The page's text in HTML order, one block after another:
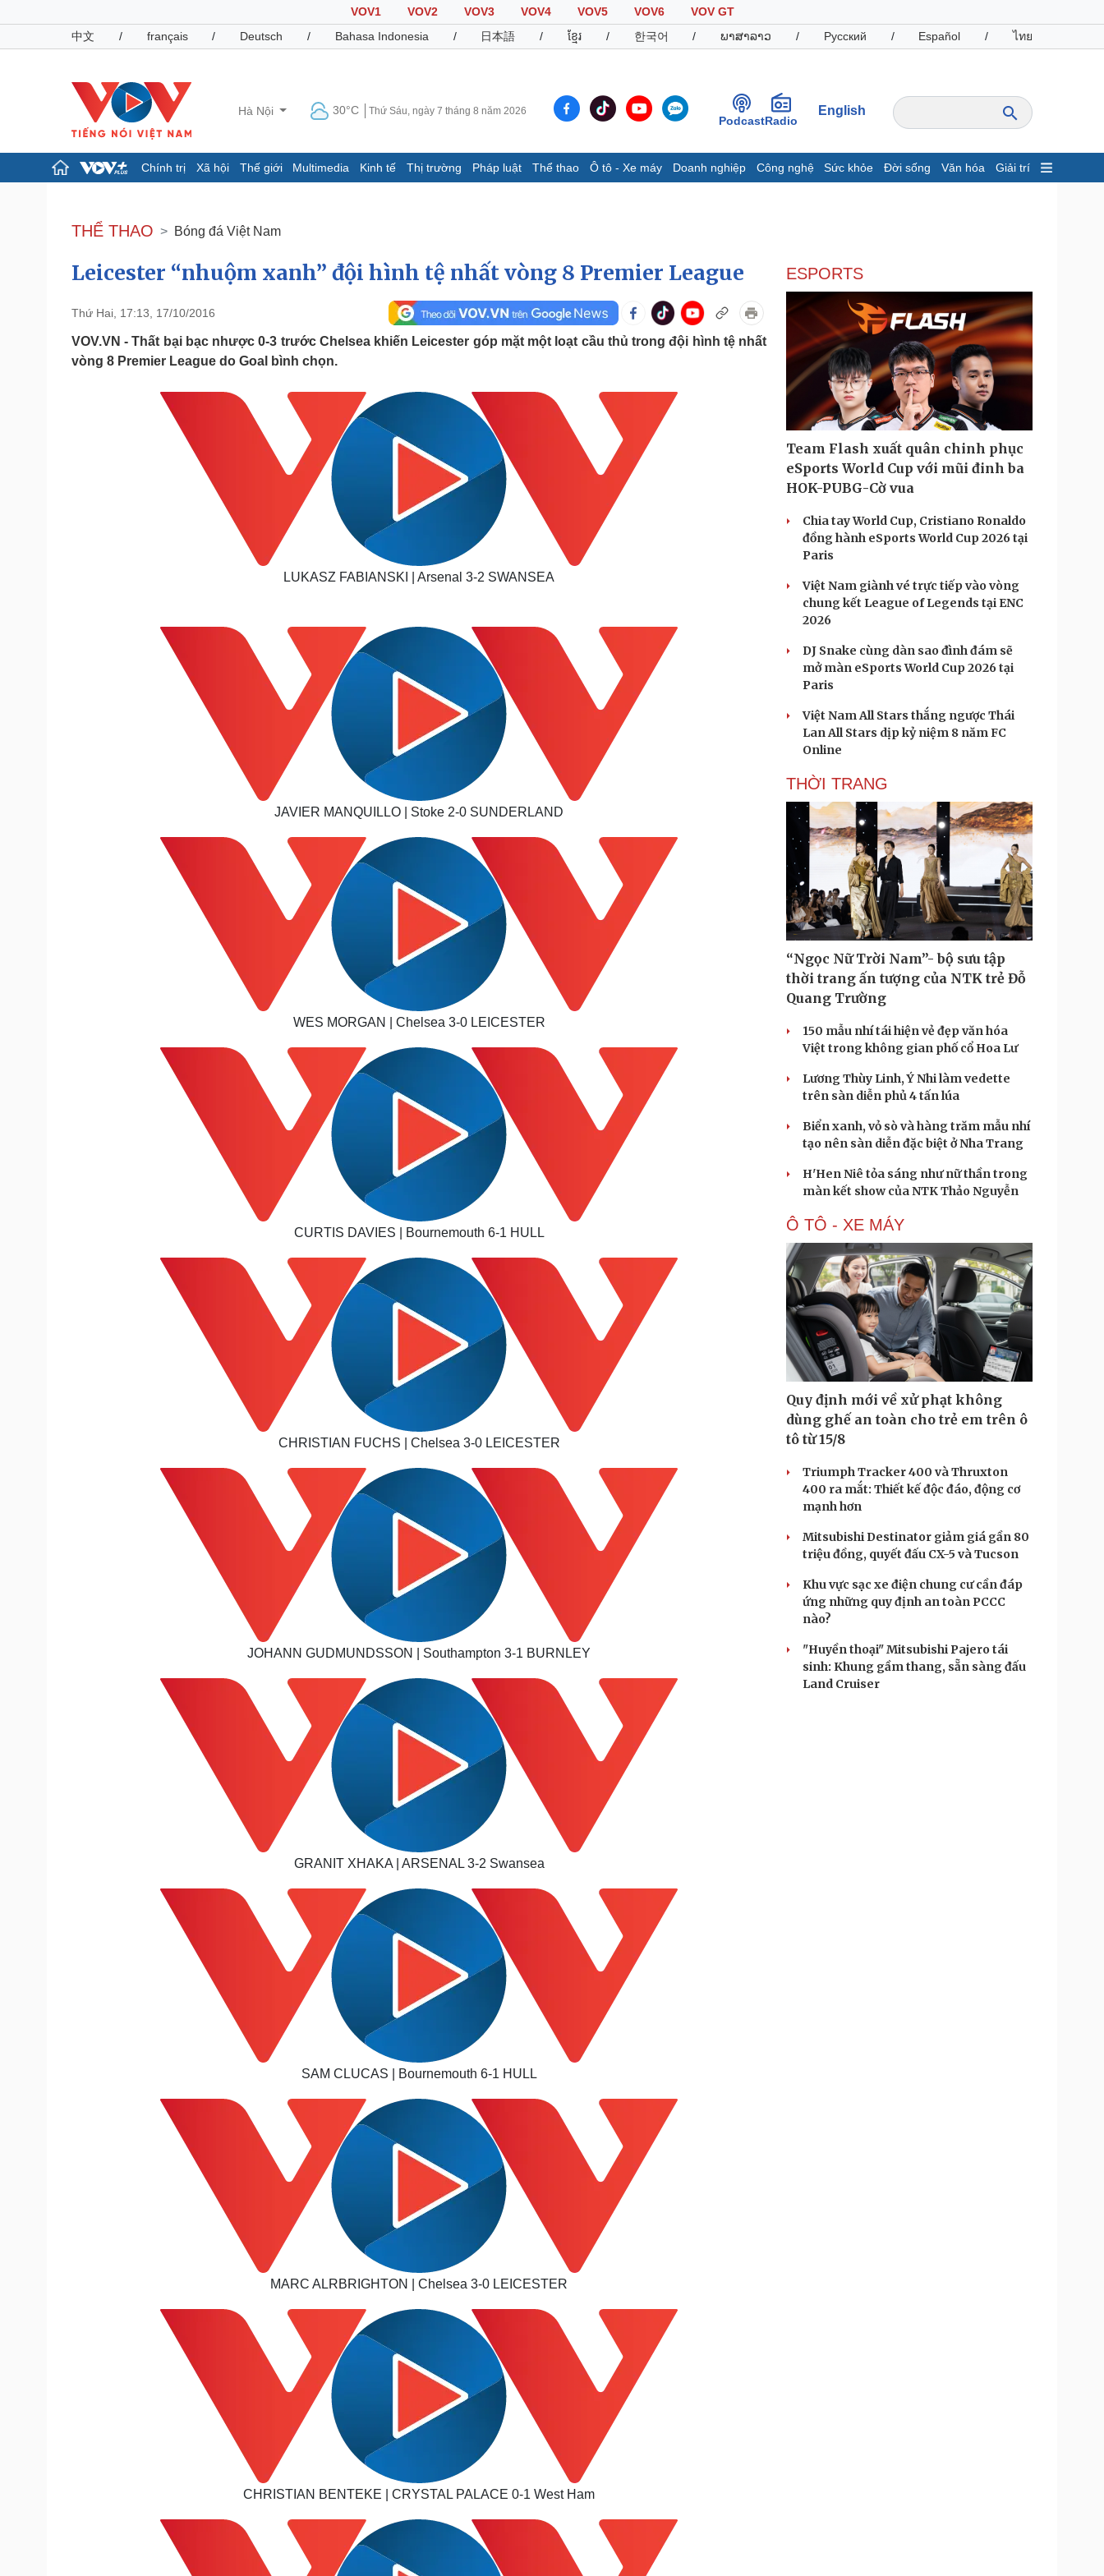
VOV1 VOV2 VOV3 VOV4 VOV5 VOV6
VOV GT
中文
/ français / Deutsch / Bahasa Indonesia / 日本語 / ខ្មែរ / 한국어 / ພາສາລາວ / Русский / Español / ไทย
Hà Nội 30°C Thứ Sáu, ngày 7 tháng 8 năm 2026
PodcastRadio
English
Chính trị Xã hội Thế giới Multimedia Kinh tế Thị trường Pháp luật Thể thao Ô tô - Xe máy Doanh nghiệp Công nghệ Sức khỏe Đời sống Văn hóa Giải trí
Đảng
Tổ chức nhân sự
Nhận diện sự thật
Tin 24h
Dự báo thời tiết
Dấu ấn VOV
Infographic
Giá cà phê
Pháp luật
Vụ án
Quân sự - Quốc phòng
Vũ khí
Phân tích
Thể thao
Thế giới thể thao
Ô tô - Xe máy
Tư vấn
Doanh nghiệp
Thông tin doanh nghiệp
Doanh nghiệp 24h
Doanh nhân
Công nghệ
Sành điệu
Tin Công nghệ
Trải nghiệm
Chuyển đổi số
Đời sống
Tình yêu - Gia đình
Văn hóa
Sân khấu - Điện ảnh
Văn học
Âm nhạc
Giải trí
Nghệ sĩ
Thời trang
Sao Việt
Podcast
Câu chuyện thời sự
Đọc truyện đêm khuya
Cửa sổ tình yêu
Kể chuyện cho bé
Hạt giống tâm hồn
THỂ THAO Bóng đá Việt Nam
Leicester “nhuộm xanh” đội hình tệ nhất vòng 8 Premier League
Thứ Hai, 17:13, 17/10/2016
VOV.VN - Thất bại bạc nhược 0-3 trước Chelsea khiến Leicester góp mặt một loạt cầu thủ trong đội hình tệ nhất
vòng 8 Premier League do Goal bình chọn.
LUKASZ FABIANSKI | Arsenal 3-2 SWANSEA
JAVIER MANQUILLO | Stoke 2-0 SUNDERLAND
WES MORGAN | Chelsea 3-0 LEICESTER
CURTIS DAVIES | Bournemouth 6-1 HULL
CHRISTIAN FUCHS | Chelsea 3-0 LEICESTER
JOHANN GUDMUNDSSON | Southampton 3-1 BURNLEY
GRANIT XHAKA | ARSENAL 3-2 Swansea
SAM CLUCAS | Bournemouth 6-1 HULL
MARC ALRBRIGHTON | Chelsea 3-0 LEICESTER
CHRISTIAN BENTEKE | CRYSTAL PALACE 0-1 West Ham
ESPORTS
Team Flash xuất quân chinh phục
eSports World Cup với mũi đinh ba
HOK-PUBG-Cờ vua
Chia tay World Cup, Cristiano Ronaldo
đồng hành eSports World Cup 2026 tại
Paris
Việt Nam giành vé trực tiếp vào vòng
chung kết League of Legends tại ENC
2026
DJ Snake cùng dàn sao đình đám sẽ
mở màn eSports World Cup 2026 tại
Paris
Việt Nam All Stars thắng ngược Thái
Lan All Stars dịp kỷ niệm 8 năm FC
Online
THỜI TRANG
“Ngọc Nữ Trời Nam”- bộ sưu tập
thời trang ấn tượng của NTK trẻ Đỗ
Quang Trường
150 mẫu nhí tái hiện vẻ đẹp văn hóa
Việt trong không gian phố cổ Hoa Lư
Lương Thùy Linh, Ý Nhi làm vedette
trên sàn diễn phủ 4 tấn lúa
Biển xanh, vỏ sò và hàng trăm mẫu nhí
tạo nên sàn diễn đặc biệt ở Nha Trang
H'Hen Niê tỏa sáng như nữ thần trong
màn kết show của NTK Thảo Nguyễn
Ô TÔ - XE MÁY
Quy định mới về xử phạt không
dùng ghế an toàn cho trẻ em trên ô
tô từ 15/8
Triumph Tracker 400 và Thruxton
400 ra mắt: Thiết kế độc đáo, động cơ
mạnh hơn
Mitsubishi Destinator giảm giá gần 80
triệu đồng, quyết đấu CX-5 và Tucson
Khu vực sạc xe điện chung cư cần đáp
ứng những quy định an toàn PCCC
nào?
"Huyền thoại" Mitsubishi Pajero tái
sinh: Khung gầm thang, sẵn sàng đấu
Land Cruiser